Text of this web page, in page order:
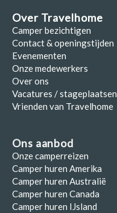
Over Travelhome
Camper bezichtigen
Contact & openingstijden
Evenementen
Onze medewerkers
Over ons
Vacatures / stageplaatsen
Vrienden van Travelhome
Ons aanbod
Onze camperreizen
Camper huren Amerika
Camper huren Australië
Camper huren Canada
Camper huren IJsland